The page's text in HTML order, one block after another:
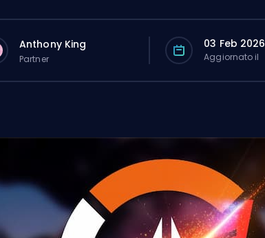
Anthony King
Partner
03 Feb 2026
Aggiornato il